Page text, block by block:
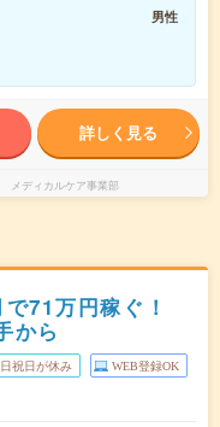
男性
詳しく見る
メディカルケア事業部
71万円稼ぐ！
から
祝日が休み WEB登録OK